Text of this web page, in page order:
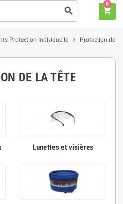
search shopping_cart
0
Protection Individuelle chevron_right Protection de la
DE LA TÊTE
Lunettes et visières